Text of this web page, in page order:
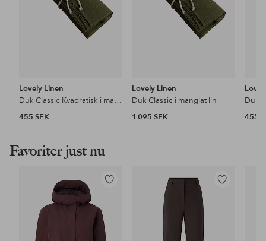
Lovely Linen
Duk Classic Kvadratisk i manglat lin
455 SEK
Lovely Linen
Duk Classic i manglat lin
1 095 SEK
455
Favoriter just nu
Lägg
favoriter
Lägg